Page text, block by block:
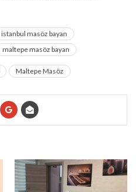
istanbul masöz bayan
maltepe masöz bayan
Maltepe Masöz